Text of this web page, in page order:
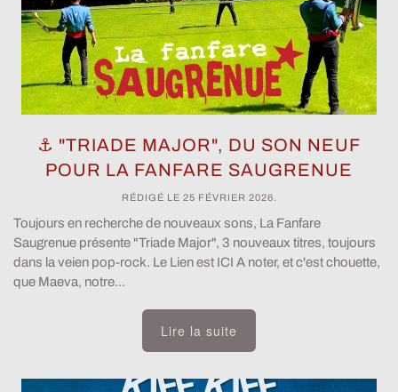
⚓️ "TRIADE MAJOR", DU SON NEUF
POUR LA FANFARE SAUGRENUE
RÉDIGÉ LE 25 FÉVRIER 2026
Toujours en recherche de nouveaux sons, La Fanfare
Saugrenue présente "Triade Major", 3 nouveaux titres, toujours
dans la veien pop-rock. Le Lien est ICI A noter, et c'est chouette,
que Maeva, notre...
Lire la suite